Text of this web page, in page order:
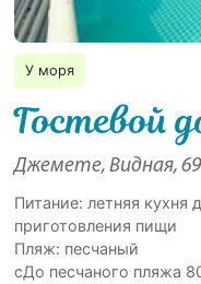
У моря
Гостевой
Джемете, Видная, 69
Питание: летняя кухня
приготовления пищи
Пляж: песчаный
сДо песчаного пляжа